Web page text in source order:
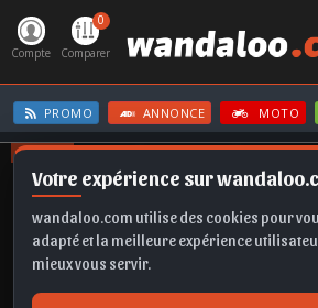
Votre expérience sur
wandaloo.com utilise des cookies pour
adapté et la meilleure expérience
mieux vous servir.
Compte
0
Comparer
PROMO ANNONCE MOTO
OFFRES
GRANDLAND KAMIQ Q5